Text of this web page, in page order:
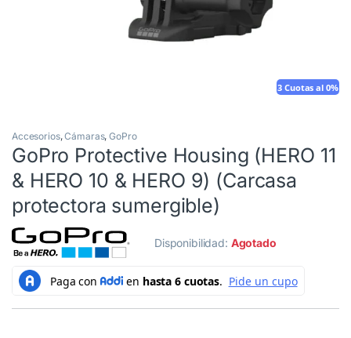
3 Cuotas al 0%
Accesorios,Cámaras,GoPro
GoPro Protective Housing (HERO 11
& HERO 10 & HERO 9) (Carcasa
protectora sumergible)
Disponibilidad: Agotado